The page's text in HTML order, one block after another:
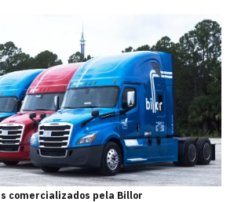
comercializados pela Billor